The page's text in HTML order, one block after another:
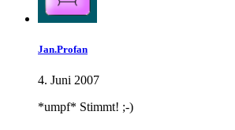
Jan.Profan
4. Juni 2007
*umpf* Stimmt! ;-)